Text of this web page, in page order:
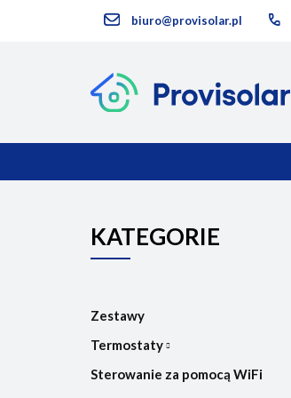
biuro@provisolar.pl
KATEGORIE
Zestawy
Termostaty
Sterowanie za pomocą WiFi